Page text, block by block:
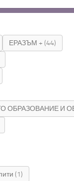
ЕРАЗЪМ + (44)
ОБРАЗОВАНИЕ И
(1)